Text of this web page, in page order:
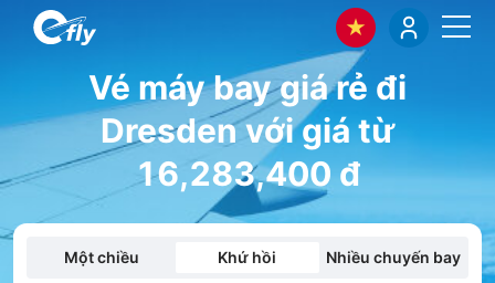
Vé máy bay giá rẻ đi
Dresden với giá từ
16,283,400 đ
Một chiều Khứ hồi Nhiều chuyến bay